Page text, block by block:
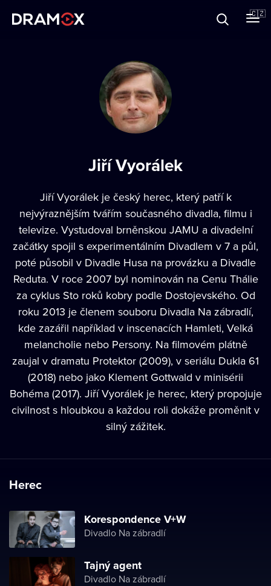
🇨🇿
Jiří Vyorálek
Jiří Vyorálekje český herec, který patří k
nejvýraznějším tvářím současného divadla, filmu i
televize. Vystudoval brněnskou JAMU a divadelní
začátky spojil s experimentálním Divadlem v 7 a půl,
poté působil v Divadle Husa na provázku a Divadle
Reduta. V roce 2007 byl nominován na Cenu Thálie
za cyklus Sto roků kobry podle Dostojevského. Od
roku 2013 je členem souboru Divadla Na zábradlí,
kde zazářil například v inscenacích Hamleti, Velká
melancholie nebo Persony. Na filmovém plátně
zaujal v dramatu Protektor (2009), v seriálu Dukla 61
(2018) nebo jako Klement Gottwald v minisérii
Bohéma (2017). Jiří Vyorálekje herec, který propojuje
civilnost s hloubkou a každou roli dokáže proměnit v
silný zážitek.
Herec
Korespondence V+W
Divadlo Na zábradlí
Tajný agent
Divadlo Na zábradlí